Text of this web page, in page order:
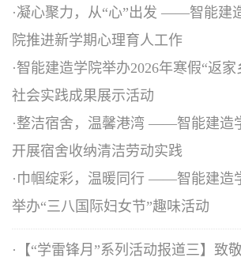
·凝心聚力，从“心”出发 ——智能建
院推进新学期心理育人工作
·智能建造学院举办2026年寒假“返家
社会实践成果展示活动
·整洁宿舍，温馨港湾 ——智能建造
开展宿舍收纳清洁劳动实践
· 巾帼绽彩，温暖同行 ——智能建造
举办“三八国际妇女节”趣味活动
· 【“学雷锋月”系列活动报道三】致